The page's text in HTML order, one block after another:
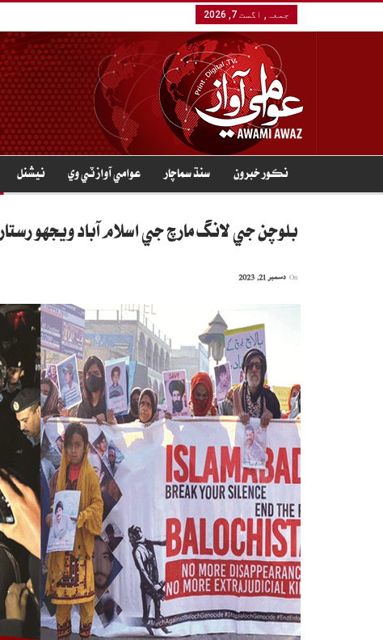
جمعہ, اگست 7, 2026
نڪور خبرون سنڌ سماچار عوامي آواز ٽي وي نيشنل
بلوچن جي لانگ مارچ جي اسلام آباد ويجهو